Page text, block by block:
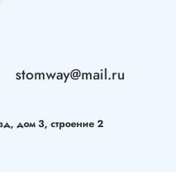
stomway@mail.ru
дом 3, строение 2